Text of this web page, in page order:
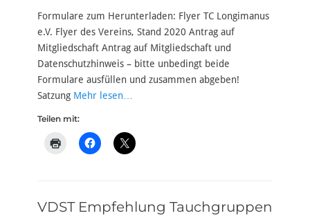
Formulare zum Herunterladen: Flyer TC Longimanus
e.V. Flyer des Vereins, Stand 2020 Antrag auf
Mitgliedschaft Antrag auf Mitgliedschaft und
Datenschutzhinweis – bitte unbedingt beide
Formulare ausfüllen und zusammen abgeben!
Satzung Mehr lesen…
Teilen mit:
VDST Empfehlung Tauchgruppen